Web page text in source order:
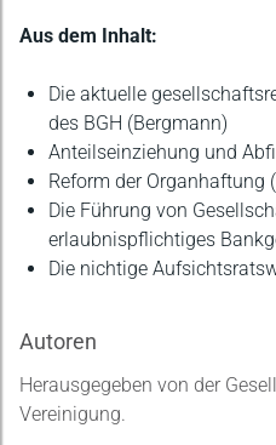
Aus dem Inhalt:
Die aktuelle
des BGH (Bergmann)
Anteilseinziehung und
Reform der Organhaftung
Die Führung von
erlaubnispflichtiges
Die nichtige
Autoren
Herausgegeben von der
Vereinigung.